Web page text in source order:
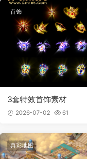
首饰
3套特效首饰素材
2026-07-02 61
真彩地图